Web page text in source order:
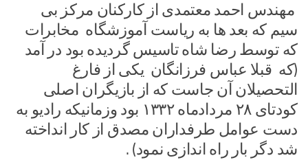
مهندس احمد معتمدی از کارکنان مرکز بی
سیم که بعد ها به ریاست آموزشگاه مخابرات
که توسط رضا شاه تاسیس گردیده بود در آمد
(که قبلا عباس فرزانگان یکی از فارغ
التحصیلان آن جاست که از بازیگران اصلی
کودتای ۲۸ مردادماه ۱۳۳۲ بود وزمانیکه رادیو به
دست عوامل طرفداران مصدق از کار انداخته
شد دگر بار راه اندازی نمود) .